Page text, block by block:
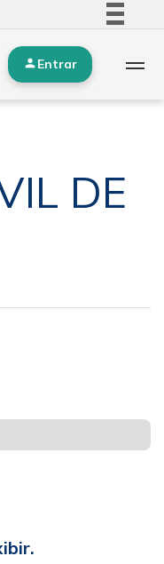
Simplifique!
Comunica BR
Canais
Entrar
DE